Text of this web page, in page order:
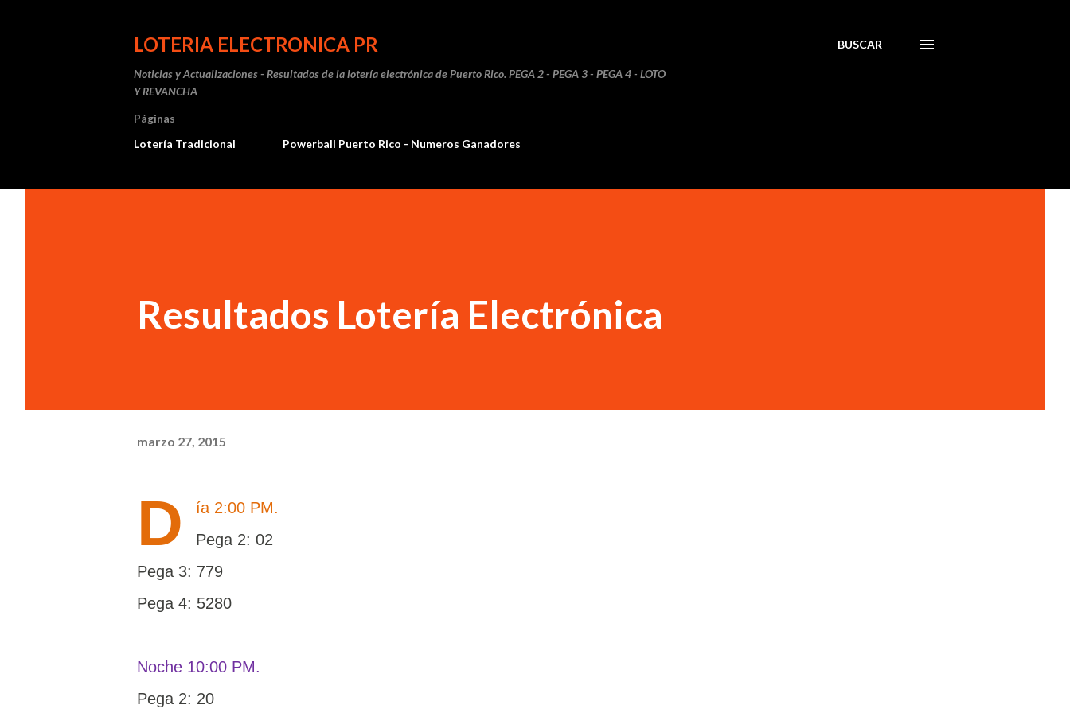
LOTERIA ELECTRONICA PR
Noticias y Actualizaciones - Resultados de la lotería electrónica de Puerto Rico. PEGA 2 - PEGA 3 - PEGA 4 - LOTO
Y REVANCHA
BUSCAR
Páginas
Lotería Tradicional
Powerball Puerto Rico - Numeros Ganadores
Resultados Lotería Electrónica
marzo 27, 2015
D
ía 2:00 PM.
Pega 2: 02
Pega 3: 779
Pega 4: 5280
Noche 10:00 PM.
Pega 2: 20